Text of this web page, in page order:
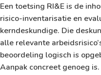
Een toetsing RI&E is de
risico-inventarisatie en
kerndeskundige. Die
alle relevante
beoordeling logisch is
Aanpak concreet genoeg is.